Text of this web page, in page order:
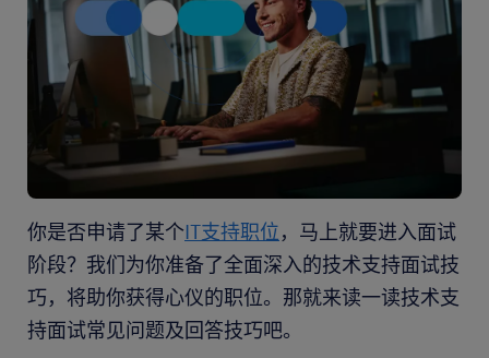
你是否申请了某个IT支持职位，马上就要进入面试
阶段？我们为你准备了全面深入的技术支持面试技
巧，将助你获得心仪的职位。那就来读一读技术支
持面试常见问题及回答技巧吧。